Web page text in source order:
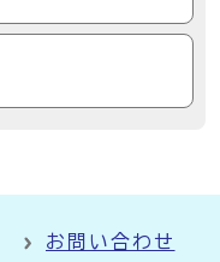
お問い合わせ